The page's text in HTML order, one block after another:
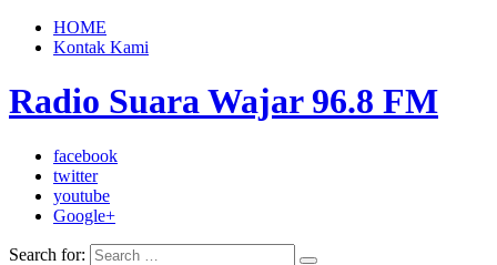
HOME
Kontak Kami
Radio Suara Wajar 96.8 FM
facebook
twitter
youtube
Google+
Search for: